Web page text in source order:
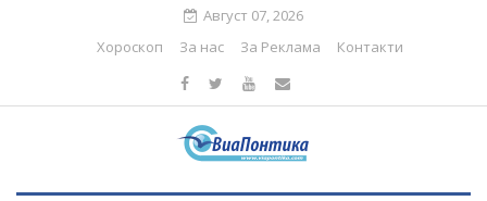
Август 07, 2026
Хороскоп
За нас За Реклама Контакти